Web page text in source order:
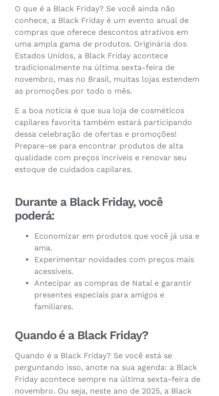
O que é a Black Friday? Se você ainda não
conhece, a Black Friday é um evento anual de
compras que oferece descontos atrativos em
uma ampla gama de produtos. Originária dos
Estados Unidos, a Black Friday acontece
tradicionalmente na última sexta-feira de
novembro, mas no Brasil, muitas lojas estendem
as promoções por todo o mês.
E a boa notícia é que sua loja de cosméticos
capilares favorita também estará participando
dessa celebração de ofertas e promoções!
Prepare-se para encontrar produtos de alta
qualidade com preços incríveis e renovar seu
estoque de cuidados capilares.
Durante a Black Friday, você
poderá:
Economizar em produtos que você já usa e
ama.
Experimentar novidades com preços mais
acessíveis.
Antecipar as compras de Natal e garantir
presentes especiais para amigos e
familiares.
Quando é a Black Friday?
Quando é a Black Friday? Se você está se
perguntando isso, anote na sua agenda: a Black
Friday acontece sempre na última sexta-feira de
novembro. Ou seja, neste ano de 2025, a Black